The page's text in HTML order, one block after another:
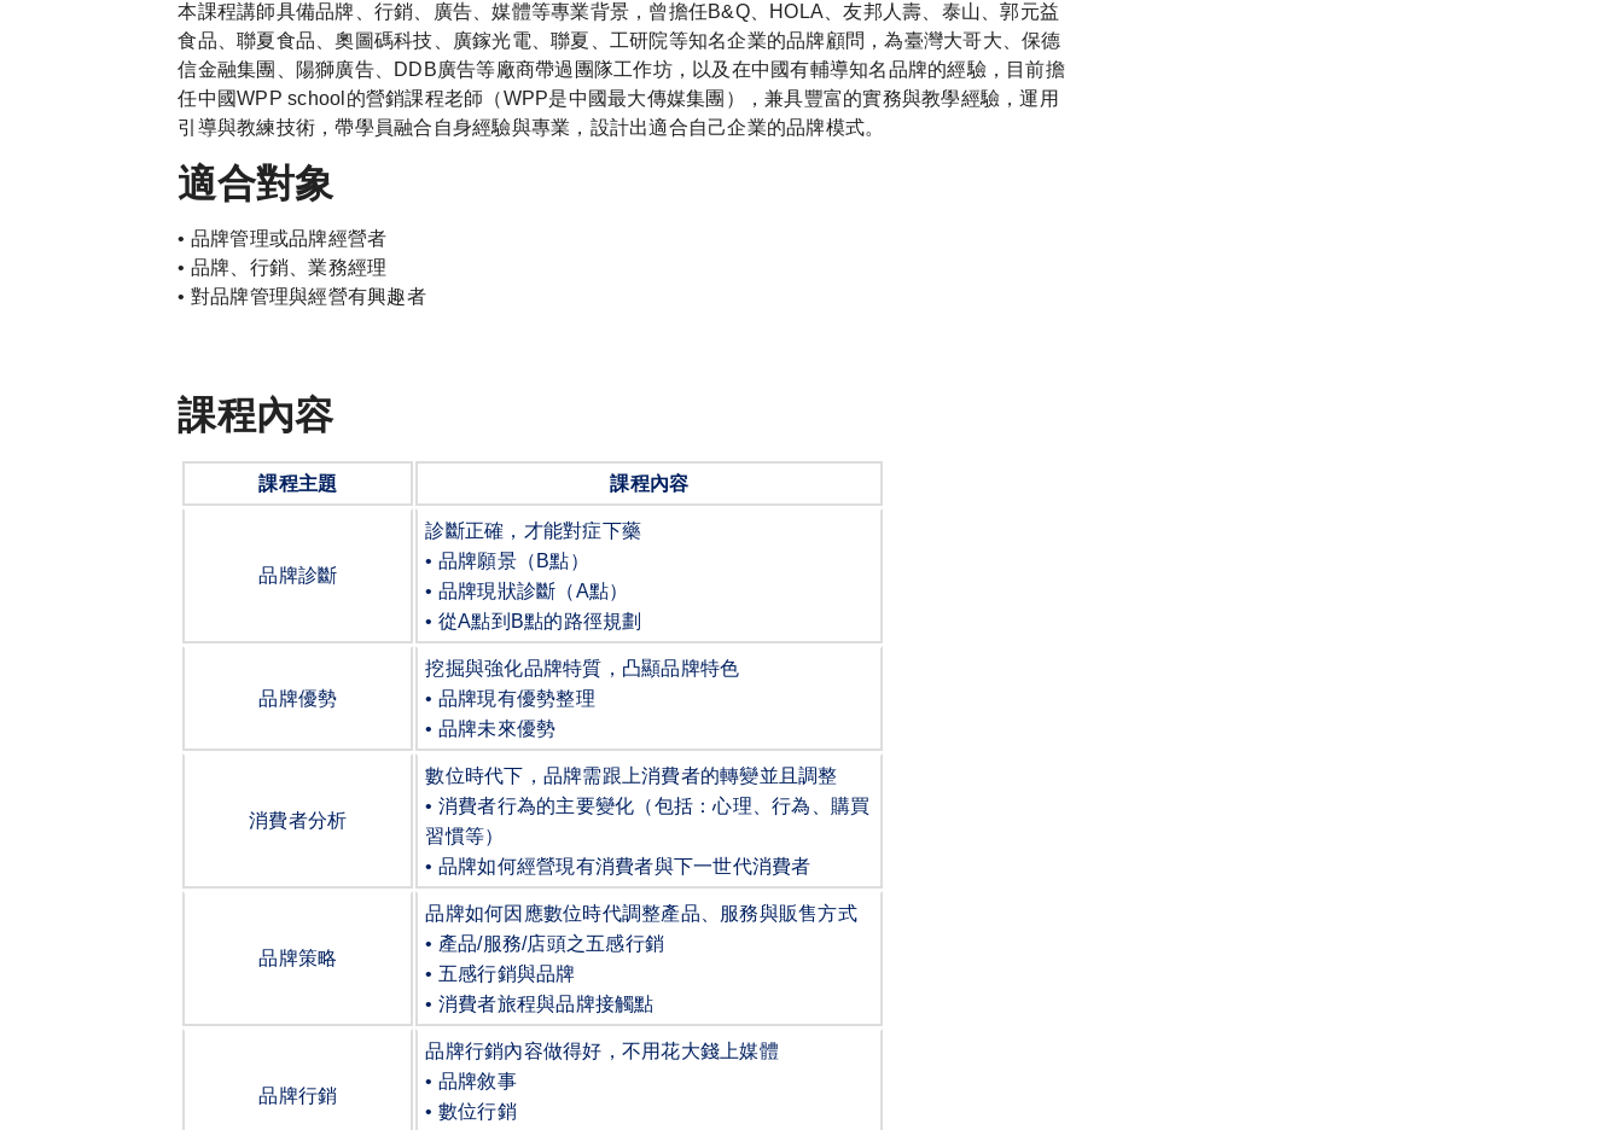
本課程講師具備品牌、行銷、廣告、媒體等專業背景，曾擔任B&Q、HOLA、友邦人壽、泰山、郭元益
食品、聯夏食品、奧圖碼科技、廣鎵光電、聯夏、工研院等知名企業的品牌顧問，為臺灣大哥大、保德
信金融集團、陽獅廣告、DDB廣告等廠商帶過團隊工作坊，以及在中國有輔導知名品牌的經驗，目前擔
任中國WPP school的營銷課程老師（WPP是中國最大傳媒集團），兼具豐富的實務與教學經驗，運用
引導與教練技術，帶學員融合自身經驗與專業，設計出適合自己企業的品牌模式。
適合對象
• 品牌管理或品牌經營者
• 品牌、行銷、業務經理
• 對品牌管理與經營有興趣者
課程內容
課程主題 課程內容
品牌診斷
診斷正確，才能對症下藥
• 品牌願景（ B點）
• 品牌現狀診斷（A點）
• 從A點到 B點的路徑規劃
品牌優勢
挖掘與強化品牌特質，凸顯品牌特色
• 品牌現有優勢整理
• 品牌未來優勢
消費者分析
數位時代下，品牌需跟上消費者的轉變並且調整
• 消費者行為的主要變化（包括：心理、行為、購買
習慣等）
• 品牌如何經營現有消費者與下一世代消費者
品牌策略
品牌如何因應數位時代調整產品、服務與販售方式
• 產品/服務/店頭之五感行銷
• 五感行銷與品牌
• 消費者旅程與品牌接觸點
品牌行銷
品牌行銷內容做得好，不用花大錢上媒體
• 品牌敘事
• 數位行銷